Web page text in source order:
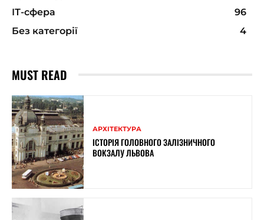
ІТ-сфера
96
Без категорії
4
MUST READ
АРХІТЕКТУРА
ІСТОРІЯ ГОЛОВНОГО ЗАЛІЗНИЧНОГО
ВОКЗАЛУ ЛЬВОВА